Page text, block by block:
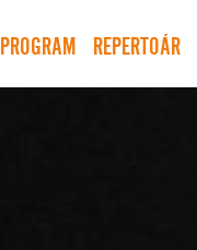
PROGRAM REPERTOÁR